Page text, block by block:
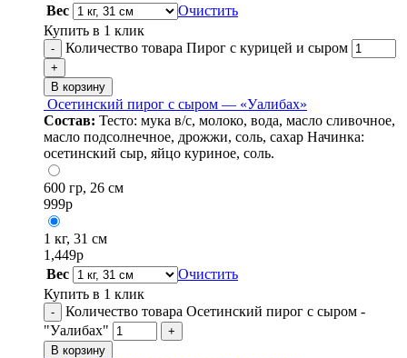
Вес
Очистить
Купить в 1 клик
- Количество товара Пирог с курицей и сыром
+
В корзину
Осетинский пирог с сыром — «Уалибах»
Состав: Тесто: мука в/с, молоко, вода, масло сливочное,
масло подсолнечное, дрожжи, соль, сахар Начинка:
осетинский сыр, яйцо куриное, соль.
600 гр, 26 см
999р
1 кг, 31 см
1,449р
Вес
Очистить
Купить в 1 клик
-
Количество товара Осетинский пирог с сыром -
"Уалибах"
+
В корзину